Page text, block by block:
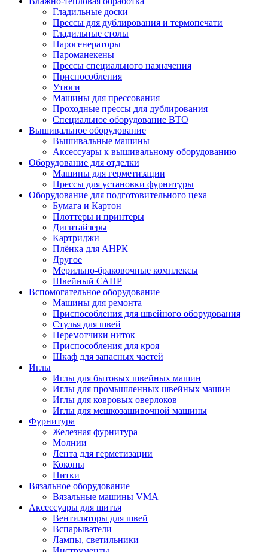
Гладильные доски
Прессы для дублирования и термопечати
Гладильные столы
Парогенераторы
Пароманекены
Прессы специального назначения
Приспособления
Утюги
Машины для прессования
Проходные прессы для дублирования
Специальное оборудование ВТО
Вышивальное оборудование
Вышивальные машины
Аксессуары к вышивальному оборудованию
Оборудование для отделки
Машины для герметизации
Прессы для установки фурнитуры
Оборудование для подготовительного цеха
Бумага и Картон
Плоттеры и принтеры
Дигитайзеры
Картриджи
Плёнка для АНРК
Другое
Мерильно-браковочные комплексы
Швейный САПР
Вспомогательное оборудование
Машины для ремонта
Приспособления для швейного оборудования
Стулья для швей
Перемотчики ниток
Приспособления для кроя
Шкаф для запасных частей
Иглы
Иглы для бытовых швейных машин
Иглы для промышленных швейных машин
Иглы для ковровых оверлоков
Иглы для мешкозашивочной машины
Фурнитура
Железная фурнитура
Молнии
Лента для герметизации
Коконы
Нитки
Вязальное оборудование
Вязальные машины VMA
Аксессуары для шитья
Вентиляторы для швей
Вспарыватели
Лампы, светильники